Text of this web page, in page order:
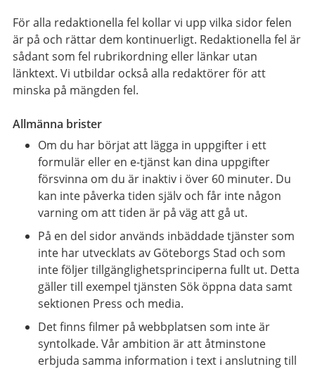
För alla redaktionella fel kollar vi upp vilka sidor felen
är på och rättar dem kontinuerligt. Redaktionella fel är
sådant som fel rubrikordning eller länkar utan
länktext. Vi utbildar också alla redaktörer för att
minska på mängden fel.
Allmänna brister
Om du har börjat att lägga in uppgifter i ett
formulär eller en e-tjänst kan dina uppgifter
försvinna om du är inaktiv i över 60 minuter. Du
kan inte påverka tiden själv och får inte någon
varning om att tiden är på väg att gå ut.
På en del sidor används inbäddade tjänster som
inte har utvecklats av Göteborgs Stad och som
inte följer tillgänglighetsprinciperna fullt ut. Detta
gäller till exempel tjänsten Sök öppna data samt
sektionen Press och media.
Det finns filmer på webbplatsen som inte är
syntolkade. Vår ambition är att åtminstone
erbjuda samma information i text i anslutning till